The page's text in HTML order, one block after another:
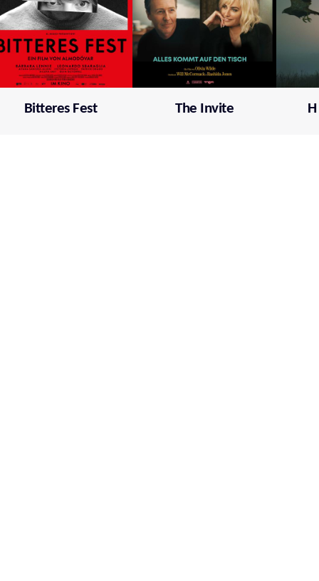
Bitteres Fest The Invite